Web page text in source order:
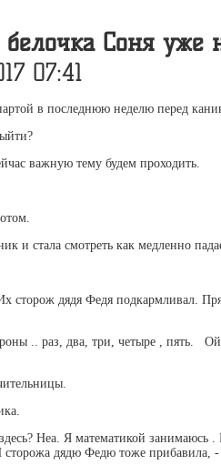
Соня уже
07:41
в последнюю неделю перед
важную тему будем проходить.
и стала смотреть как медленно
сторож дядя Федя подкармливал.
.. раз, два, три, четыре , пять. Ой
Неа. Я математикой занимаюсь
дядю Федю тоже прибавила, -